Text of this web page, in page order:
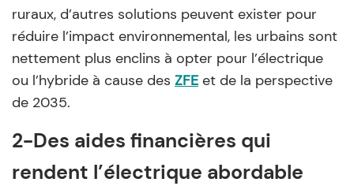
ruraux, d’autres solutions peuvent exister pour
réduire l’impact environnemental, les urbains sont
nettement plus enclins à opter pour l’électrique
ou l’hybride à cause des ZFE et de la perspective
de 2035.
2-Des aides financières qui
rendent l’électrique abordable